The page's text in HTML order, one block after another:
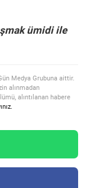
ümidi ile
Medya Grubuna aittir.
alınmadan
alıntılanan habere